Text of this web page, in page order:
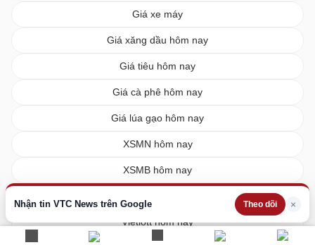
Nhận tin VTC News trên Google Theo dõi ×
Giá xe máy
Giá xăng dầu hôm nay
Giá tiêu hôm nay
Giá cà phê hôm nay
Giá lúa gạo hôm nay
XSMN hôm nay
XSMB hôm nay
Vietlott hôm nay